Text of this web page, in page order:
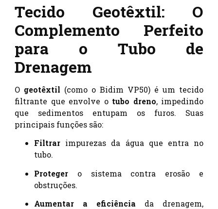
Tecido Geotêxtil: O
Complemento Perfeito
para o Tubo de
Drenagem
O geotêxtil (como o Bidim VP50) é um tecido
filtrante que envolve o tubo dreno, impedindo
que sedimentos entupam os furos. Suas
principais funções são:
Filtrar impurezas da água que entra no
tubo.
Proteger o sistema contra erosão e
obstruções.
Aumentar a eficiência da drenagem,